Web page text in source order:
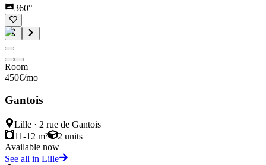
360°
Room
450€/mo
Gantois
Lille · 2 rue de Gantois
11-12 m²
2 units
Available now
See all in Lille